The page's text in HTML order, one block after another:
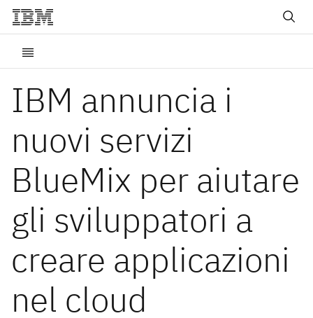
IBM annuncia i
nuovi servizi
BlueMix per aiutare
gli sviluppatori a
creare applicazioni
nel cloud